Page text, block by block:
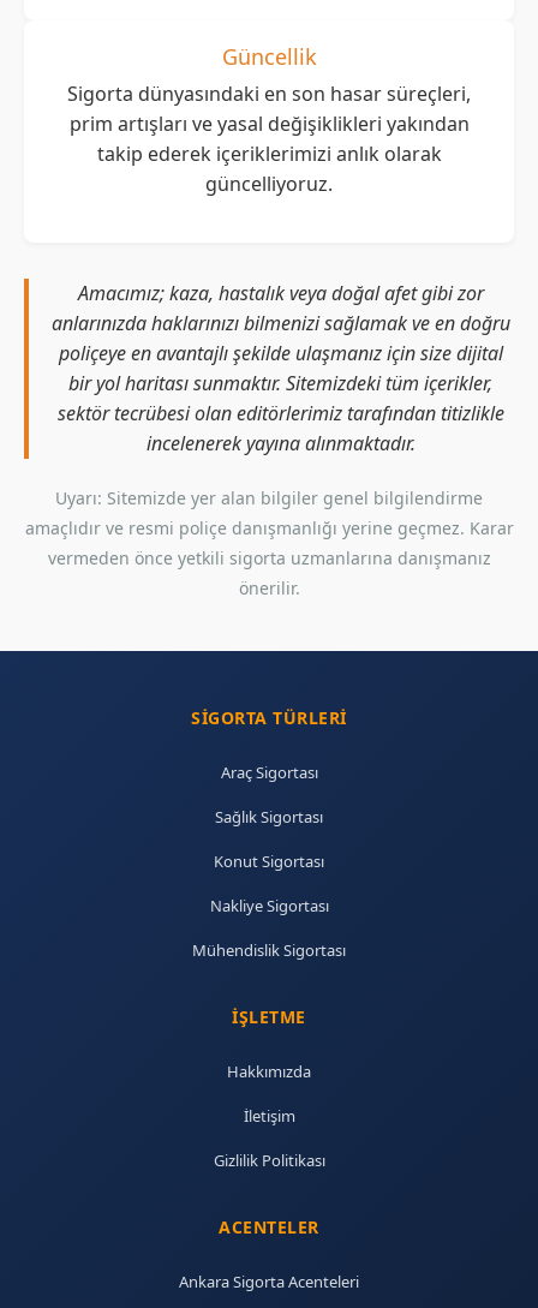
Güncellik
Sigorta dünyasındaki en son hasar süreçleri,
prim artışları ve yasal değişiklikleri yakından
takip ederek içeriklerimizi anlık olarak
güncelliyoruz.
Amacımız; kaza, hastalık veya doğal afet gibi zor
anlarınızda haklarınızı bilmenizi sağlamak ve en doğru
poliçeye en avantajlı şekilde ulaşmanız için size dijital
bir yol haritası sunmaktır. Sitemizdeki tüm içerikler,
sektör tecrübesi olan editörlerimiz tarafından titizlikle
incelenerek yayına alınmaktadır.
Uyarı: Sitemizde yer alan bilgiler genel bilgilendirme
amaçlıdır ve resmi poliçe danışmanlığı yerine geçmez. Karar
vermeden önce yetkili sigorta uzmanlarına danışmanız
önerilir.
SIGORTA TÜRLERI
Araç Sigortası
Sağlık Sigortası
Konut Sigortası
Nakliye Sigortası
Mühendislik Sigortası
İŞLETME
Hakkımızda
İletişim
Gizlilik Politikası
ACENTELER
Ankara Sigorta Acenteleri